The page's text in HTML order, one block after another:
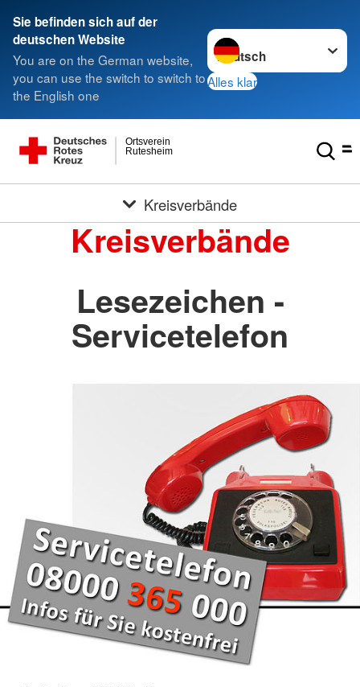
Sie befinden sich auf der
deutschen Website
You are on the German website,
you can use the switch to switch to
the English one
Sprache wechseln zu
Alles klar
Rutesheim
Ortsverein
Kreisverbände
Kreisverbände
Lesezeichen -
Servicetelefon